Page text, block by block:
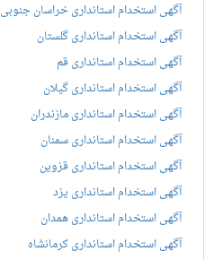
آگهی استخدام استانداری خراسان جنوبی
آگهی استخدام استانداری گلستان
آگهی استخدام استانداری قم
آگهی استخدام استانداری گیلان
آگهی استخدام استانداری مازندران
آگهی استخدام استانداری سمنان
آگهی استخدام استانداری قزوین
آگهی استخدام استانداری یزد
آگهی استخدام استانداری همدان
آگهی استخدام استانداری کرمانشاه